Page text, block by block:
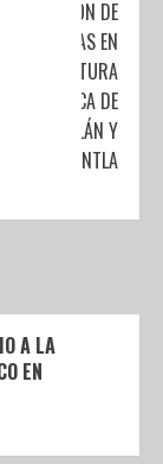
REPARACIÓN DE
FUGAS EN
HIDRÁULICA DE
TULTITLÁN Y
TLALNEPANTLA
A LA
EN